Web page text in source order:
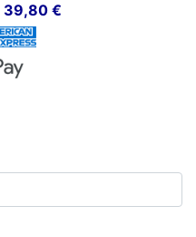
39,80 €